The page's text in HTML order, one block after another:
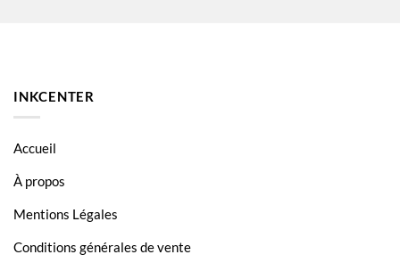
INKCENTER
Accueil
À propos
Mentions Légales
Conditions générales de vente